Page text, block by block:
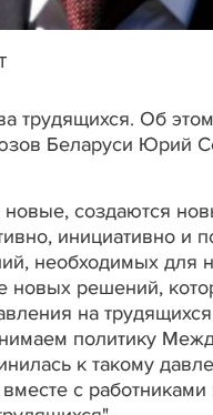
трудящихся. Об
Беларуси Юрий
создаются
инициативно и
необходимых для
новых решений,
на
политику
к такому
с